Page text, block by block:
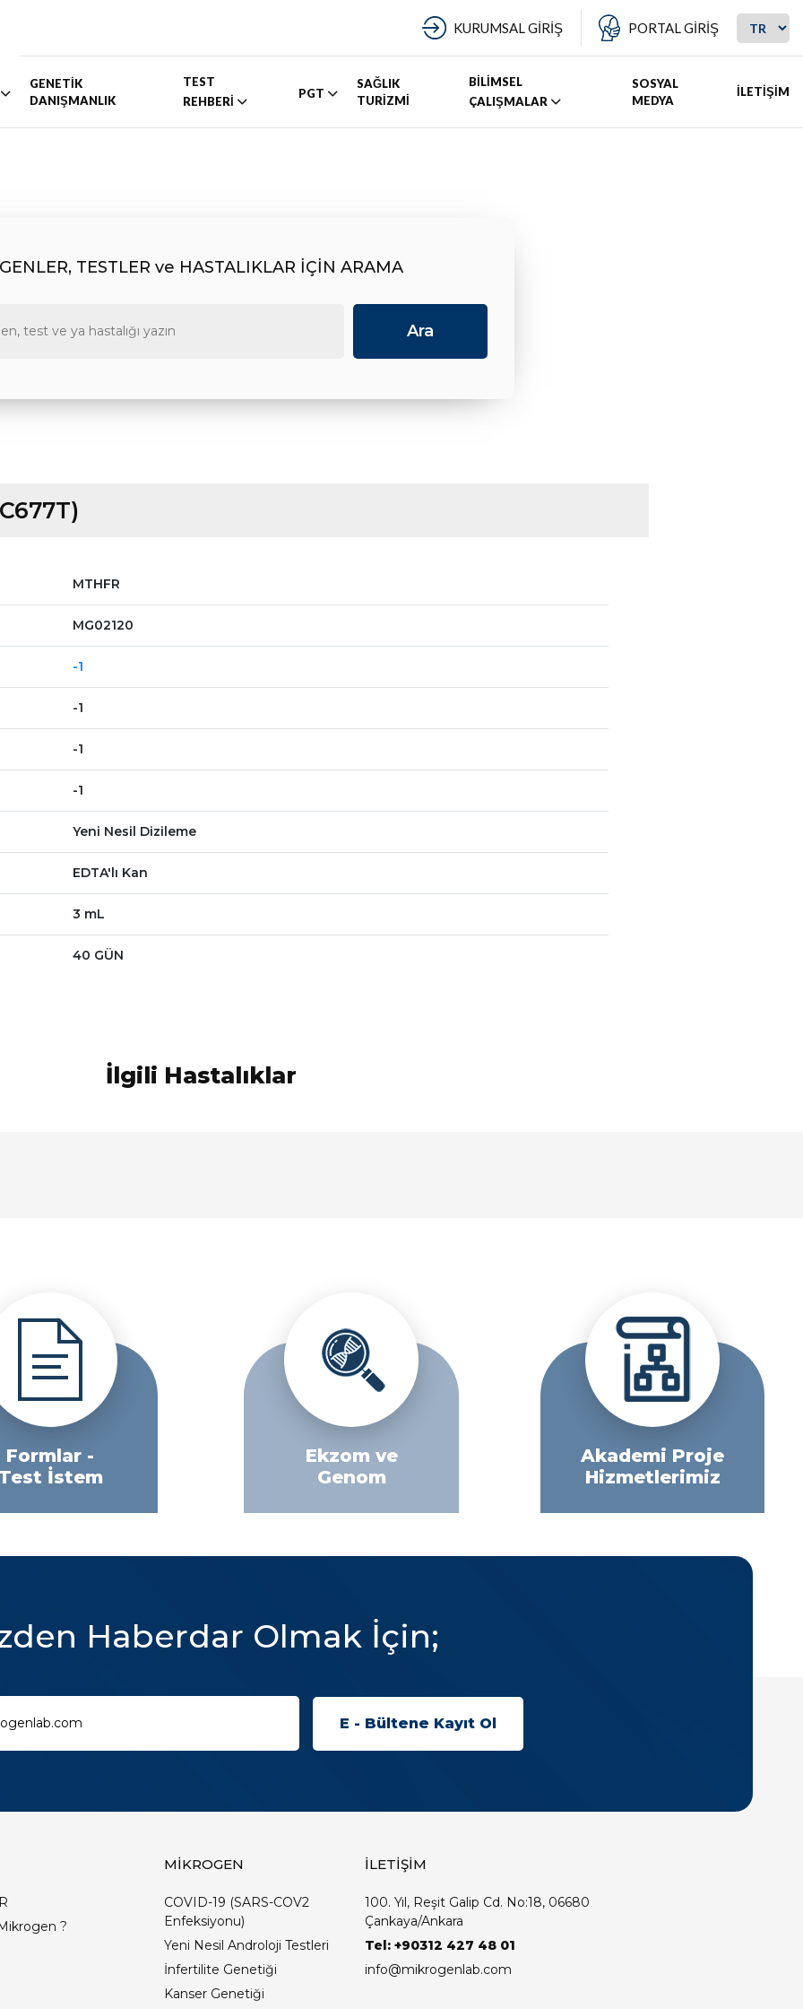
KURUMSAL GİRİŞ PORTAL GİRİŞ
GENETİK
DANIŞMANLIK
TEST
REHBERİ
PGT
SAĞLIK
TURİZMİ
BİLİMSEL
ÇALIŞMALAR
SOSYAL
MEDYA
İLETİŞİM
TESTLER ve HASTALIKLAR İÇİN ARAMA
MTHFR
MG02120
-1
-1
-1
-1
Yeni Nesil Dizileme
EDTA'lı Kan
3 mL
40 GÜN
İlgili Hastalıklar
Formlar -
İstem
Ekzom ve
Genom
Akademi Proje
Hizmetlerimiz
Haberdar Olmak İçin;
?
MİKROGEN
COVID-19 (SARS-COV2
Enfeksiyonu)
Yeni Nesil Androloji Testleri
İnfertilite Genetiği
Kanser Genetiği
İLETİŞİM
100. Yıl, Reşit Galip Cd. No:18, 06680
Çankaya/Ankara
Tel: +90312 427 48 01
info@mikrogenlab.com